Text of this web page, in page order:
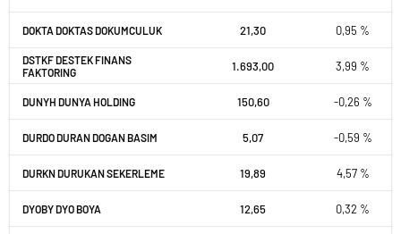
DOKTA DOKTAS DOKUMCULUK 21,30 0,95 %
DSTKF DESTEK FINANS
FAKTORING
1.693,00 3,99 %
DUNYH DUNYA HOLDING 150,60 -0,26 %
DURDO DURAN DOGAN BASIM 5,07 -0,59 %
DURKN DURUKAN SEKERLEME 19,89 4,57 %
DYOBY DYO BOYA 12,65 0,32 %